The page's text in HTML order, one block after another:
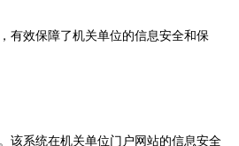
有效保障了机关单位的信息安全和保
该系统在机关单位门户网站的信息安全